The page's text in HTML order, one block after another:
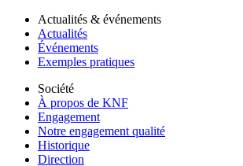
Actualités & événements
Actualités
Événements
Exemples pratiques
Société
À propos de KNF
Engagement
Notre engagement qualité
Historique
Direction